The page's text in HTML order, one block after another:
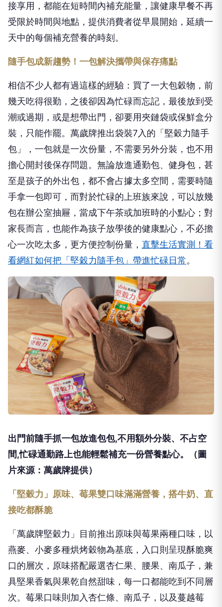
接享用，都能在短時間內補充能量，讓健康早餐不再
受限於時間與地點，提供消費者從早晨開始，延續一
天中的每個補充營養的時刻。
隨手包成新趨勢！一包解決攜帶與保存痛點
相信不少人都有過這樣的經驗：買了一大包穀物，前
幾天吃得很勤，之後卻因為忙碌而忘記，最後放到受
潮或過期，或是想帶出門，卻要用夾鏈袋或保鮮盒分
裝，只能作罷。萬歲牌推出袋裝7入的「堅穀力隨手
包」，一包就是一次份量，不需要另外分裝，也不用
擔心開封後保存問題。無論放進通勤包、健身包，甚
至是孩子的外出包，都不會占據太多空間，需要時隨
手拿一包即可，而對於忙碌的上班族來說，可以放幾
包在辦公室抽屜，當成下午茶或加班時的小點心；對
家長而言，也能作為孩子放學後的健康點心，不必擔
心一次吃太多，更方便控制份量， 直擊生活實測！看
看網紅如何把「堅穀力隨手包」帶進忙碌日常。
出門前隨手抓一包放進包包,不用額外分裝、不占空
間,忙碌通勤路上也能輕鬆補充一份營養點心。（圖
片來源：萬歲牌提供）
「堅穀力」原味、莓果雙口味滿滿營養，搭牛奶、直
接吃都酥脆
「萬歲牌堅穀力」目前推出原味與莓果兩種口味，以
燕麥、小麥多種烘烤穀物為基底，入口則呈現酥脆爽
口的層次，原味搭配嚴選杏仁果、腰果、南瓜子，兼
具堅果香氣與果乾自然甜味，每一口都能吃到不同層
次。莓果口味則加入杏仁條、南瓜子，以及蔓越莓